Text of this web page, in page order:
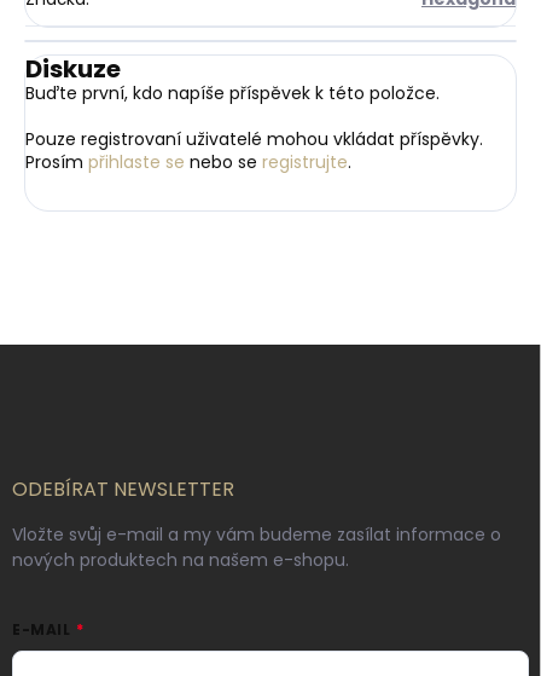
Diskuze
Buďte první, kdo napíše příspěvek k této položce.
Pouze registrovaní uživatelé mohou vkládat příspěvky.
Prosím přihlaste se nebo se registrujte.
ODEBÍRAT NEWSLETTER
Vložte svůj e-mail a my vám budeme zasílat informace o
nových produktech na našem e-shopu.
E-MAIL